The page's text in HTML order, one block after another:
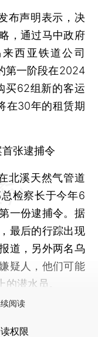
声明表示，决
，通过马中政府
西亚铁道公司
第一阶段在2024
买62组新的客运
在30年的租赁期
张逮捕令
溪天然气管道
检察长于今年6
一份逮捕令。据
最后的行踪出现
道，另外两名乌
疑人，他们可能
潜水员。
阅读
权限